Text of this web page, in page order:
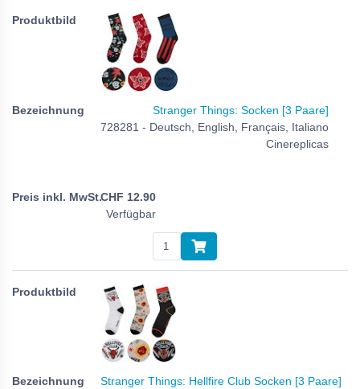
Stranger Things: Socken [3 Paare]
728281 - Deutsch, English, Français, Italiano
Cinereplicas
CHF 12.90
Verfügbar
Stranger Things: Hellfire Club Socken [3 Paare]